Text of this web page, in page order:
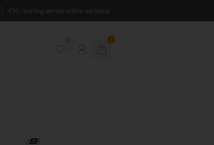
€10,- korting eerste online aankoop
0 0